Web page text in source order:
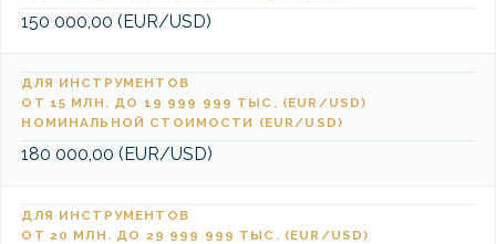
150 000,00 (EUR/USD)
ДЛЯ ИНСТРУМЕНТОВ
ОТ 15 МЛН. ДО 19 999 999 ТЫС. (EUR/USD)
НОМИНАЛЬНОЙ СТОИМОСТИ (EUR/USD)
180 000,00 (EUR/USD)
ДЛЯ ИНСТРУМЕНТОВ
ОТ 20 МЛН. ДО 29 999 999 ТЫС. (EUR/USD)